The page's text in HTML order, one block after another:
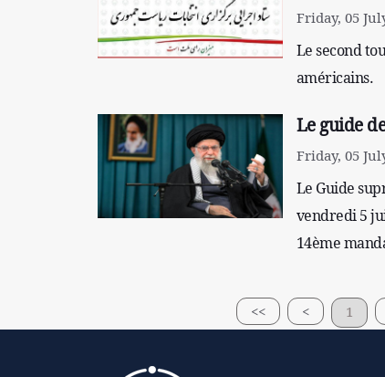
Friday, 05
Le second
américains.
Le guide
Friday, 05
Le Guide
vendredi 5
14ème
<< < 1